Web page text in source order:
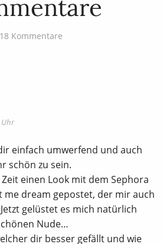
18 Kommentare
Uhr
einfach umwerfend und auch
schön zu sein.
einen Look mit dem Sephora
me dream gepostet, der mir auch
gelüstet es mich natürlich
Nude…
dir besser gefällt und wie